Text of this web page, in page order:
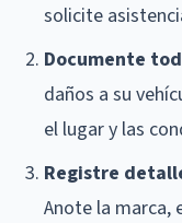
solicite
Documente
daños a su
el lugar y las
Registre
Anote la marca,